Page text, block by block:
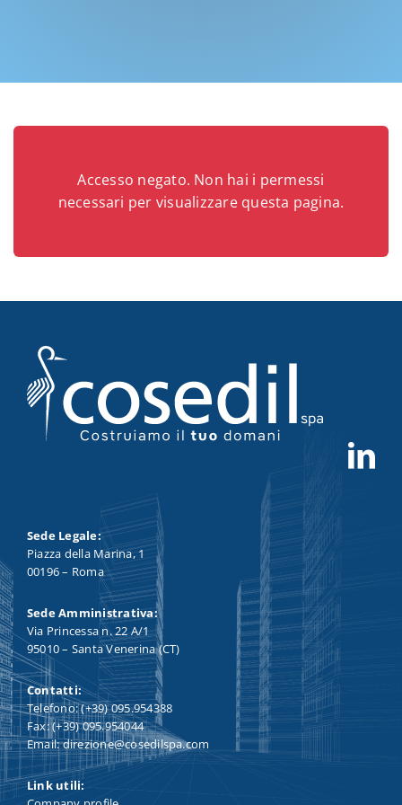
Accesso negato. Non hai i permessi
necessari per visualizzare questa pagina.
Sede Legale:
Piazza della Marina, 1
00196 – Roma
Sede Amministrativa:
Via Princessa n. 22 A/1
95010 – Santa Venerina (CT)
Contatti:
Telefono: (+39) 095.954388
Fax: (+39) 095.954044
Email: direzione@cosedilspa.com
Link utili: